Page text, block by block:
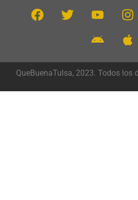
QueBuenaTulsa, 2023. Todos los